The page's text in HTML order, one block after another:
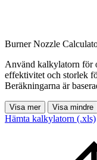
Burner Nozzle
Använd kalkylatorn för
effektivitet och storlek
Beräkningarna är
Visa mer Visa mindre
Hämta kalkylatorn (.xls)